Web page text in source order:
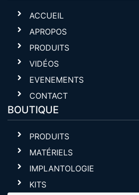
ACCUEIL
APROPOS
PRODUITS
VIDÉOS
EVENEMENTS
CONTACT
BOUTIQUE
PRODUITS
MATÉRIELS
IMPLANTOLOGIE
KITS